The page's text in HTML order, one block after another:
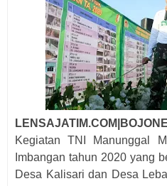
Kegiatan TNI Manunggal
Imbangan tahun 2020 yang
Desa Kalisari dan Desa